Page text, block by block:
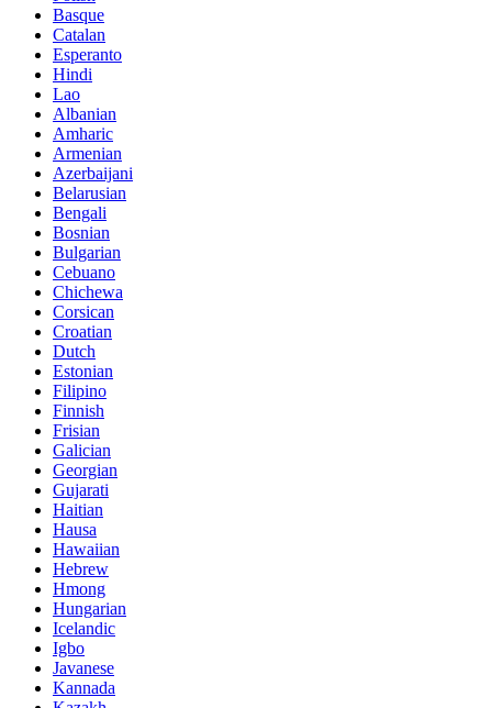
Basque
Catalan
Esperanto
Hindi
Lao
Albanian
Amharic
Armenian
Azerbaijani
Belarusian
Bengali
Bosnian
Bulgarian
Cebuano
Chichewa
Corsican
Croatian
Dutch
Estonian
Filipino
Finnish
Frisian
Galician
Georgian
Gujarati
Haitian
Hausa
Hawaiian
Hebrew
Hmong
Hungarian
Icelandic
Igbo
Javanese
Kannada